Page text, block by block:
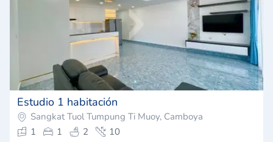
Estudio 1 habitación
Sangkat Tuol Tumpung Ti Muoy, Camboya
1
1 2
10